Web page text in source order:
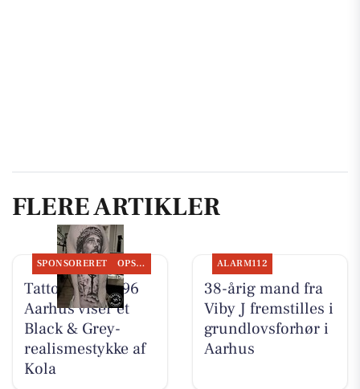
FLERE ARTIKLER
SPONSORERET OPSLAGSTAVLEN
Tattoo Studio 96
Aarhus viser et
Black & Grey-
realismestykke af
Kola
ALARM112
38-årig mand fra
Viby J fremstilles i
grundlovsforhør i
Aarhus